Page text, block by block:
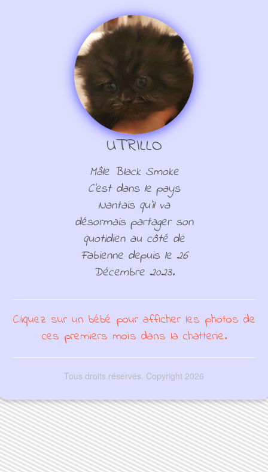
UTRILLO
Mâle Black Smoke
C'est dans le pays
Nantais qu'il va
désormais partager son
quotidien au côté de
Fabienne depuis le 26
Décembre 2023.
Cliquez sur un bébé pour afficher les photos de
ces premiers mois dans la chatterie.
Tous droits réservés. Copyright 2026